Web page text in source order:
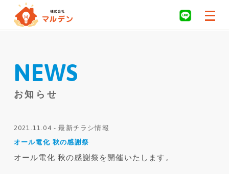
2021.11.04 - 最新チラシ情報
オール電化 秋の感謝祭
オール電化 秋の感謝祭を開催いたします。
NEWS
お知らせ